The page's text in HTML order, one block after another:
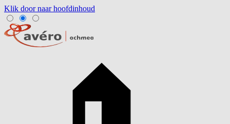
Klik door naar hoofdinhoud